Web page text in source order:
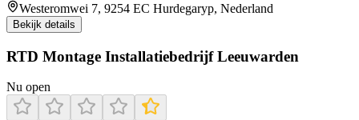
Westeromwei 7, 9254 EC Hurdegaryp, Nederland
Bekijk details
RTD Montage Installatiebedrijf Leeuwarden
Nu open